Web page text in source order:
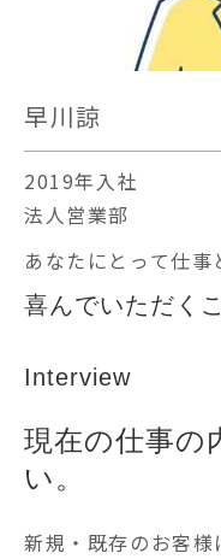
早川諒
2019年入社
法人営業部
あなたにとって仕事
喜んでいただく
Interview
現在の仕事の
い。
新規・既存のお客様